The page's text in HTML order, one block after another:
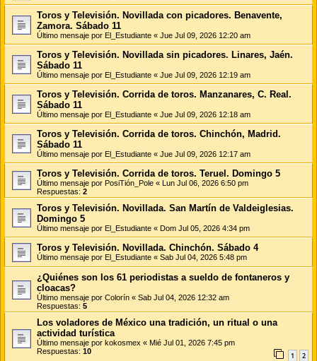
Toros y Televisión. Novillada con picadores. Benavente,
Zamora. Sábado 11
Último mensaje por El_Estudiante « Jue Jul 09, 2026 12:20 am
Toros y Televisión. Novillada sin picadores. Linares, Jaén.
Sábado 11
Último mensaje por El_Estudiante « Jue Jul 09, 2026 12:19 am
Toros y Televisión. Corrida de toros. Manzanares, C. Real.
Sábado 11
Último mensaje por El_Estudiante « Jue Jul 09, 2026 12:18 am
Toros y Televisión. Corrida de toros. Chinchón, Madrid.
Sábado 11
Último mensaje por El_Estudiante « Jue Jul 09, 2026 12:17 am
Toros y Televisión. Corrida de toros. Teruel. Domingo 5
Último mensaje por PosiTión_Pole « Lun Jul 06, 2026 6:50 pm
Respuestas: 2
Toros y Televisión. Novillada. San Martín de Valdeiglesias.
Domingo 5
Último mensaje por El_Estudiante « Dom Jul 05, 2026 4:34 pm
Toros y Televisión. Novillada. Chinchón. Sábado 4
Último mensaje por El_Estudiante « Sab Jul 04, 2026 5:48 pm
¿Quiénes son los 61 periodistas a sueldo de fontaneros y
cloacas?
Último mensaje por Colorín « Sab Jul 04, 2026 12:32 am
Respuestas: 5
Los voladores de México una tradición, un ritual o una
actividad turística
Último mensaje por kokosmex « Mié Jul 01, 2026 7:45 pm
Respuestas: 10 1 2